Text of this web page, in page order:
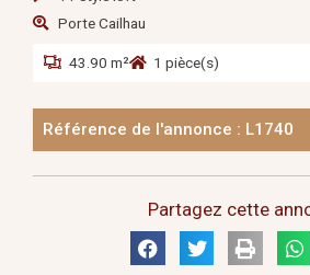
Porte Cailhau
43.90 m² 1 pièce(s)
Référence de l'annonce : L1740
Partagez cette